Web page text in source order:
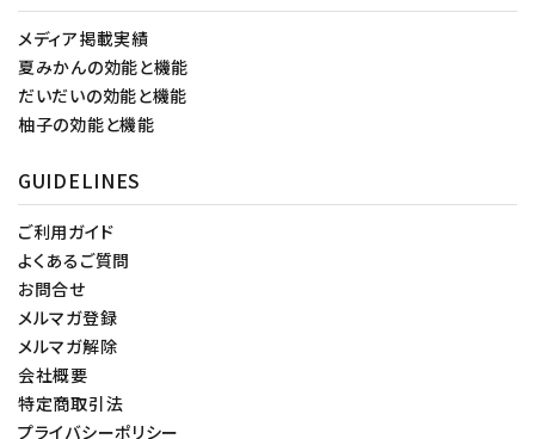
メディア掲載実績
夏みかんの効能と機能
だいだいの効能と機能
柚子の効能と機能
GUIDELINES
ご利用ガイド
よくあるご質問
お問合せ
メルマガ登録
メルマガ解除
会社概要
特定商取引法
プライバシーポリシー